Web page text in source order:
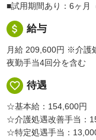
■試用期間あり：6ヶ月
attach_money 給与
月給 209,600円 ※介護
夜勤手当4回分を含む
favorite_border 待遇
☆基本給：154,600円
☆介護処遇改善手当：
☆特定処遇手当：